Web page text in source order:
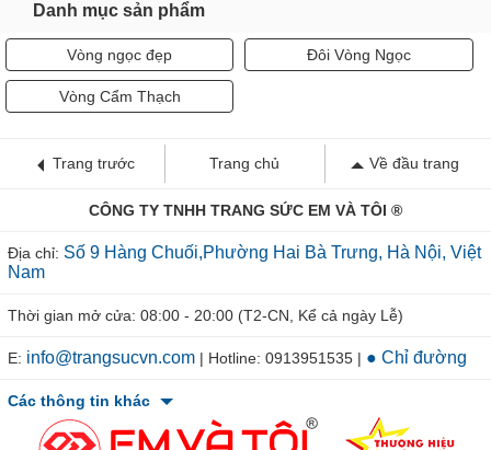
Danh mục sản phẩm
Vòng ngọc đẹp Đôi Vòng Ngọc
Vòng Cẩm Thạch
Trang trước Trang chủ Về đầu trang
CÔNG TY TNHH TRANG SỨC EM VÀ TÔI ®
Địa chỉ: Số 9 Hàng Chuối,Phường Hai Bà Trưng, Hà Nội, Việt
Nam
Thời gian mở cửa: 08:00 - 20:00 (T2-CN, Kể cả ngày Lễ)
E: info@trangsucvn.com | Hotline: 0913951535 | ● Chỉ đường
Các thông tin khác